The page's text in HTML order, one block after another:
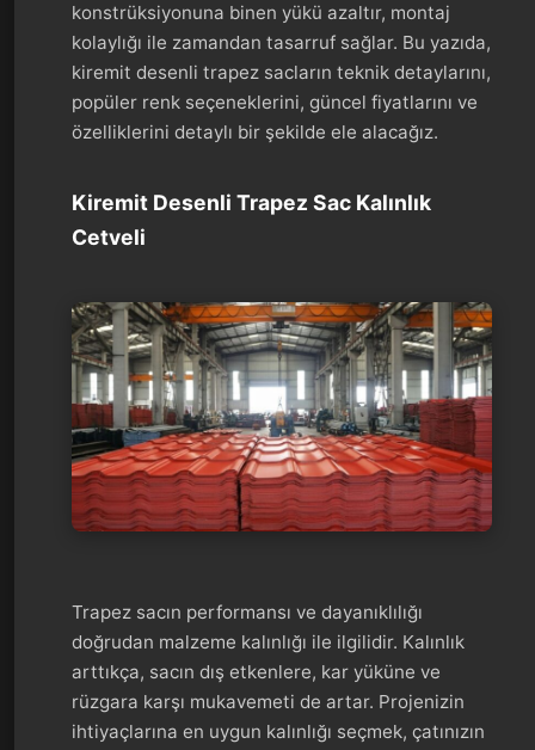
konstrüksiyonuna binen yükü azaltır, montaj
kolaylığı ile zamandan tasarruf sağlar. Bu yazıda,
kiremit desenli trapez sacların teknik detaylarını,
popüler renk seçeneklerini, güncel fiyatlarını ve
özelliklerini detaylı bir şekilde ele alacağız.
Kiremit Desenli Trapez Sac Kalınlık
Cetveli
Trapez sacın performansı ve dayanıklılığı
doğrudan malzeme kalınlığı ile ilgilidir. Kalınlık
arttıkça, sacın dış etkenlere, kar yüküne ve
rüzgara karşı mukavemeti de artar. Projenizin
ihtiyaçlarına en uygun kalınlığı seçmek, çatınızın